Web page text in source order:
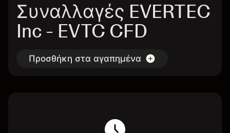
Συναλλαγές EVERTEC
Inc - EVTC CFD
Προσθήκη στα αγαπημένα